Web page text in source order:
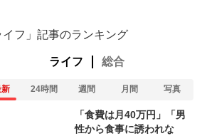
イフ」記事のランキング
ライフ 総合
24時間 週間 月間 写真
「食費は月40万円」「男
性から食事に誘われな